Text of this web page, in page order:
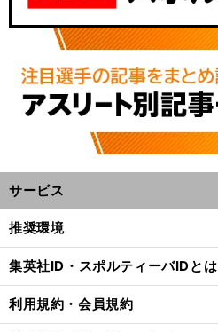
サービス
推奨環境
集英社ID・スポルティーバIDとは
利用規約・会員規約